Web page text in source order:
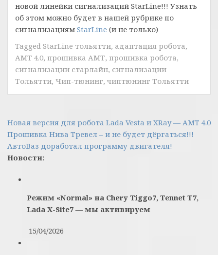
новой линейки сигнализаций StarLine!!! Узнать
об этом можно будет в нашей рубрике по
сигнализациям StarLine (и не только)
Tagged StarLine тольятти, адаптация робота,
АМТ 4.0, прошивка АМТ, прошивка робота,
сигнализации старлайн, сигнализации
Тольятти, Чип-тюнинг, чиптюнинг Тольятти
Навигация
по
записям
Новая версия для робота Lada Vesta и XRay — АМТ 4.0
Прошивка Нива Тревел – и не будет дёргаться!!!
АвтоВаз доработал программу двигателя!
Новости:
Режим «Normal» на Chery Tiggo7, Tennet T7,
Lada X-Site7 — мы активируем
15/04/2026